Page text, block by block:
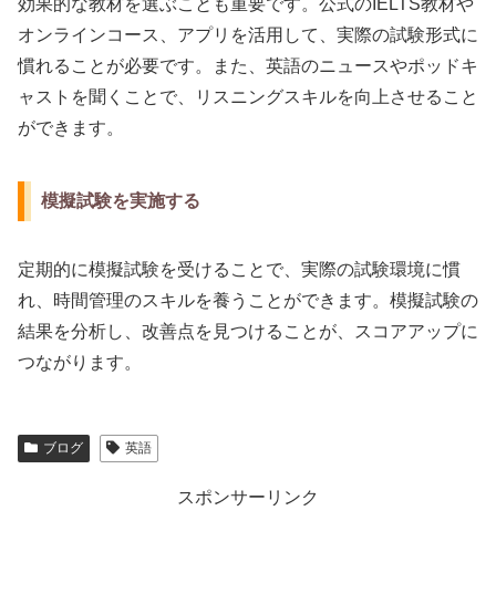
効果的な教材を選ぶことも重要です。公式のIELTS教材や
オンラインコース、アプリを活用して、実際の試験形式に
慣れることが必要です。また、英語のニュースやポッドキ
ャストを聞くことで、リスニングスキルを向上させること
ができます。
模擬試験を実施する
定期的に模擬試験を受けることで、実際の試験環境に慣
れ、時間管理のスキルを養うことができます。模擬試験の
結果を分析し、改善点を見つけることが、スコアアップに
つながります。
ブログ 英語
スポンサーリンク